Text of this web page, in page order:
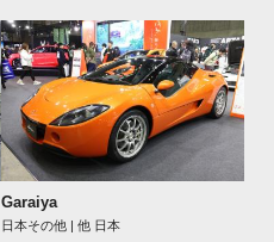
Garaiya
日本その他 | 他 日本